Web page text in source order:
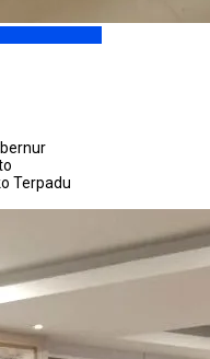
Terpadu